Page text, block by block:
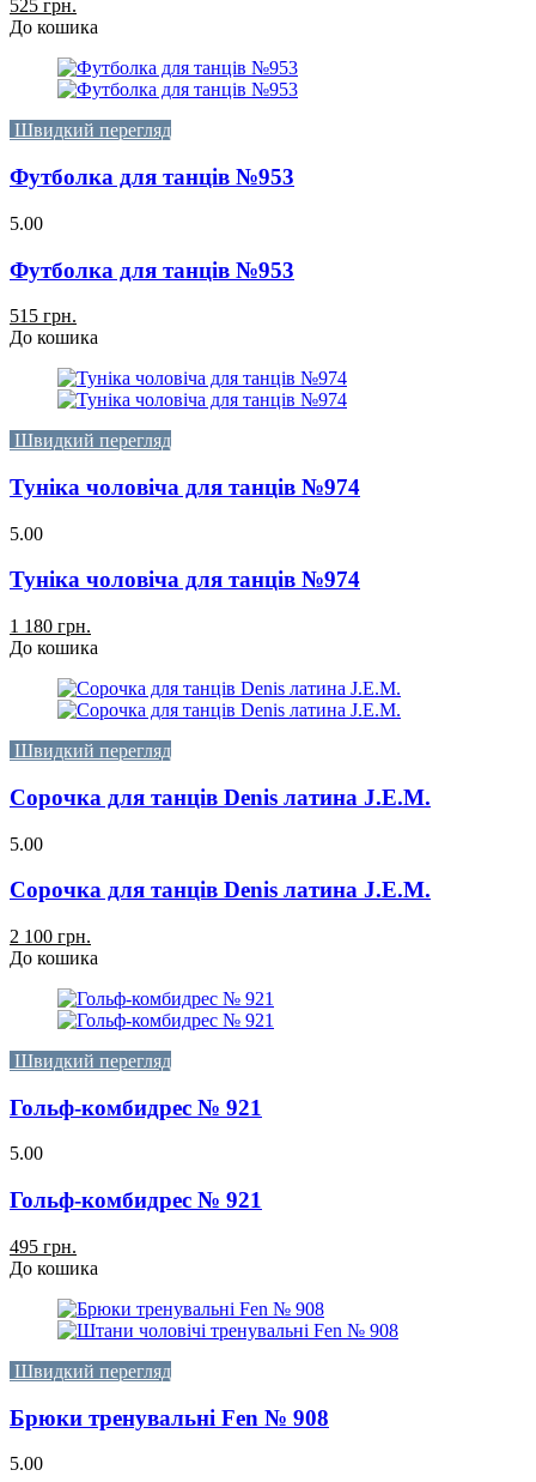
525 грн.
До кошика
Швидкий перегляд
Футболка для танців №953
5.00
Футболка для танців №953
515 грн.
До кошика
Швидкий перегляд
Туніка чоловіча для танців №974
5.00
Туніка чоловіча для танців №974
1 180 грн.
До кошика
Швидкий перегляд
Сорочка для танців Denis латина J.E.M.
5.00
Сорочка для танців Denis латина J.E.M.
2 100 грн.
До кошика
Швидкий перегляд
Гольф-комбидрес № 921
5.00
Гольф-комбидрес № 921
495 грн.
До кошика
Швидкий перегляд
Брюки тренувальні Fen № 908
5.00